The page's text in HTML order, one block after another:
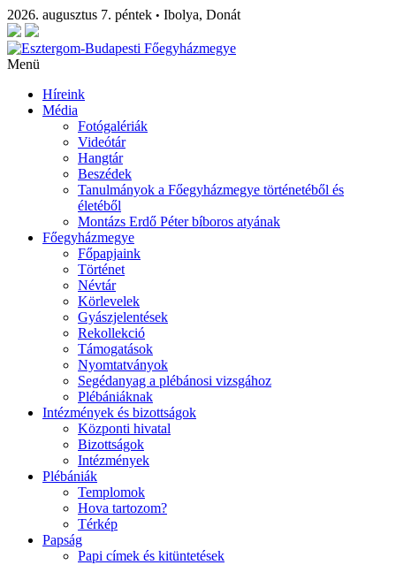
2026. augusztus 7. péntek • Ibolya, Donát
Menü
Híreink
Média
Fotógalériák
Videótár
Hangtár
Beszédek
Tanulmányok a Főegyházmegye történetéből és
életéből
Montázs Erdő Péter bíboros atyának
Főegyházmegye
Főpapjaink
Történet
Névtár
Körlevelek
Gyászjelentések
Rekollekció
Támogatások
Nyomtatványok
Segédanyag a plébánosi vizsgához
Plébániáknak
Intézmények és bizottságok
Központi hivatal
Bizottságok
Intézmények
Plébániák
Templomok
Hova tartozom?
Térkép
Papság
Papi címek és kitüntetések